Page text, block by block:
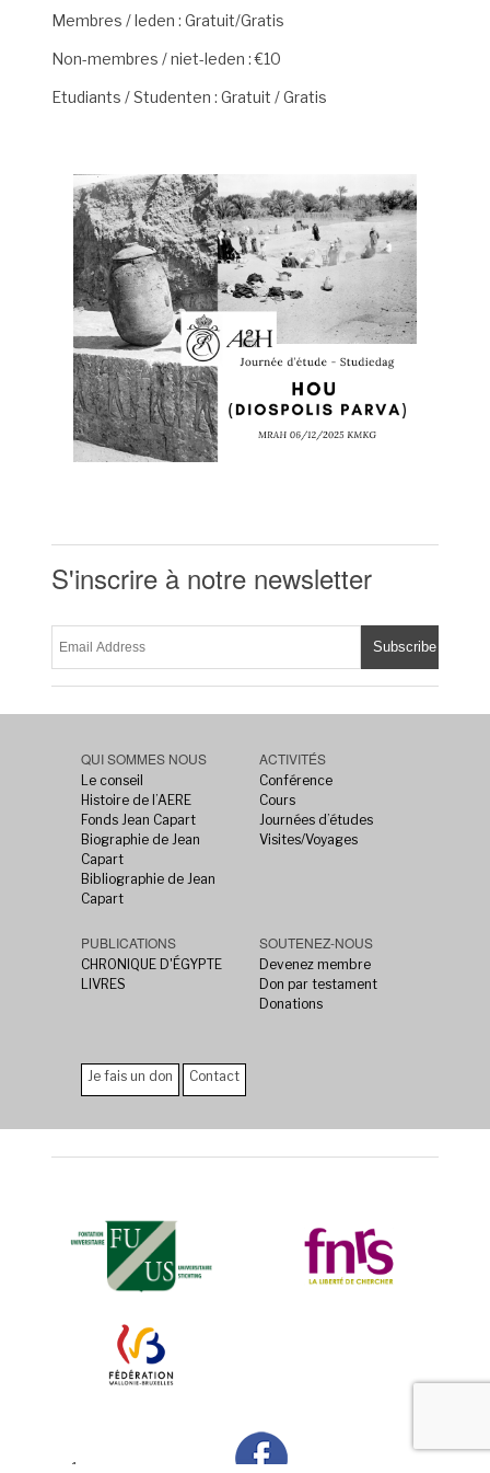
Membres / leden : Gratuit/Gratis
Non-membres / niet-leden : €10
Etudiants / Studenten : Gratuit / Gratis
S'inscrire à notre newsletter
QUI SOMMES NOUS
Le conseil
Histoire de l’AERE
Fonds Jean Capart
Biographie de Jean
Capart
Bibliographie de Jean
Capart
ACTIVITÉS
Conférence
Cours
Journées d’études
Visites/Voyages
PUBLICATIONS
CHRONIQUE D'ÉGYPTE
LIVRES
SOUTENEZ-NOUS
Devenez membre
Don par testament
Donations
Je fais un don Contact